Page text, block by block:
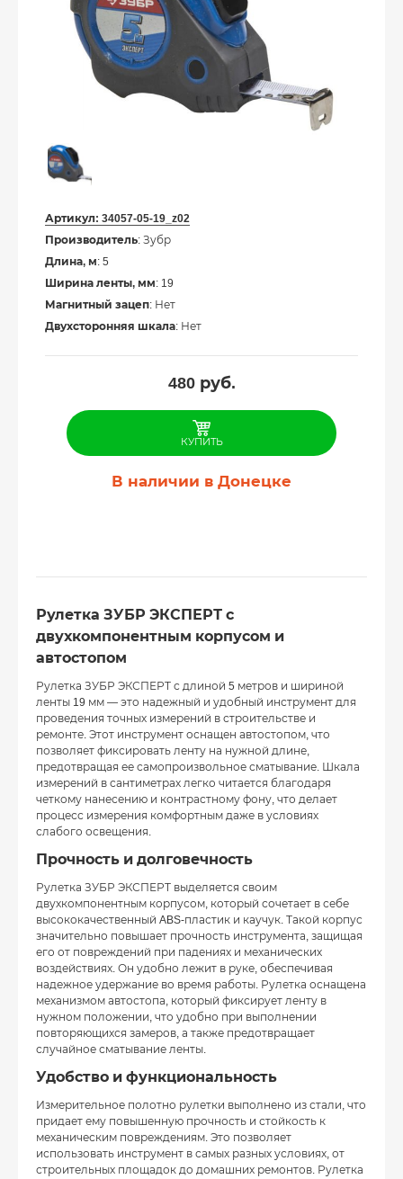
Артикул: 34057-05-19_z02
Производитель: Зубр
Длина, м: 5
Ширина ленты, мм: 19
Магнитный зацеп: Нет
Двухсторонняя шкала: Нет
480руб.
КУПИТЬ
В наличии в Донецке
Рулетка ЗУБР ЭКСПЕРТ с
двухкомпонентным корпусом и
автостопом
Рулетка ЗУБР ЭКСПЕРТ с длиной 5 метров и шириной
ленты 19 мм — это надежный и удобный инструмент для
проведения точных измерений в строительстве и
ремонте. Этот инструмент оснащен автостопом, что
позволяет фиксировать ленту на нужной длине,
предотвращая ее самопроизвольное сматывание. Шкала
измерений в сантиметрах легко читается благодаря
четкому нанесению и контрастному фону, что делает
процесс измерения комфортным даже в условиях
слабого освещения.
Прочность и долговечность
Рулетка ЗУБР ЭКСПЕРТ выделяется своим
двухкомпонентным корпусом, который сочетает в себе
высококачественный ABS-пластик и каучук. Такой корпус
значительно повышает прочность инструмента, защищая
его от повреждений при падениях и механических
воздействиях. Он удобно лежит в руке, обеспечивая
надежное удержание во время работы. Рулетка оснащена
механизмом автостопа, который фиксирует ленту в
нужном положении, что удобно при выполнении
повторяющихся замеров, а также предотвращает
случайное сматывание ленты.
Удобство и функциональность
Измерительное полотно рулетки выполнено из стали, что
придает ему повышенную прочность и стойкость к
механическим повреждениям. Это позволяет
использовать инструмент в самых разных условиях, от
строительных площадок до домашних ремонтов. Рулетка